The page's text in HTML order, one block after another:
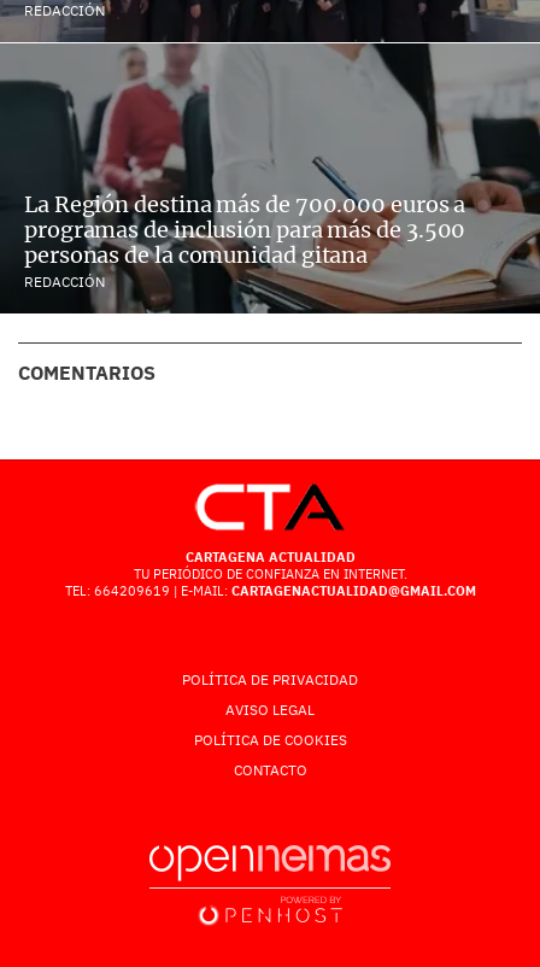
REDACCIÓN
La Región destina más de 700.000 euros a
programas de inclusión para más de 3.500
personas de la comunidad gitana
REDACCIÓN
COMENTARIOS
CARTAGENA ACTUALIDAD
TU PERIÓDICO DE CONFIANZA EN INTERNET.
TEL: 664209619 | E-MAIL: CARTAGENACTUALIDAD@GMAIL.COM
POLÍTICA DE PRIVACIDAD
AVISO LEGAL
POLÍTICA DE COOKIES
CONTACTO